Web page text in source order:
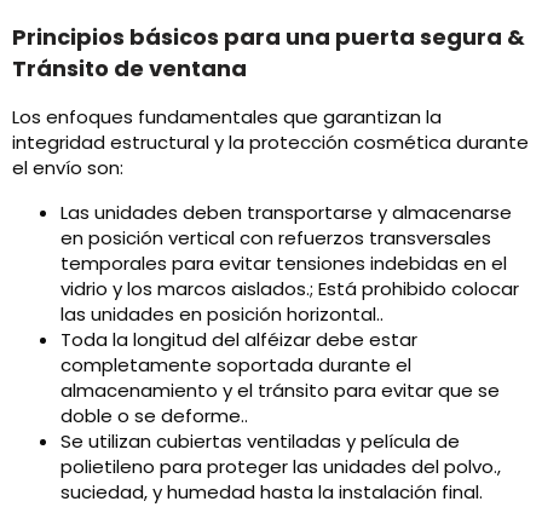
Principios básicos para una puerta segura &
Tránsito de ventana
Los enfoques fundamentales que garantizan la
integridad estructural y la protección cosmética durante
el envío son:
Las unidades deben transportarse y almacenarse
en posición vertical con refuerzos transversales
temporales para evitar tensiones indebidas en el
vidrio y los marcos aislados.; Está prohibido colocar
las unidades en posición horizontal..
Toda la longitud del alféizar debe estar
completamente soportada durante el
almacenamiento y el tránsito para evitar que se
doble o se deforme..
Se utilizan cubiertas ventiladas y película de
polietileno para proteger las unidades del polvo.,
suciedad, y humedad hasta la instalación final.